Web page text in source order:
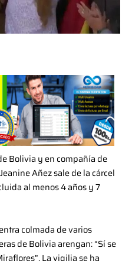
Bolivia y en compañía de
JeanineAñez sale de la cárcel
al menos 4 años y 7
colmada de varios
de Bolivia arengan: “Sí se
La vigilia se ha